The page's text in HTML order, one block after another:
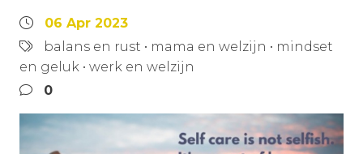
06 Apr 2023
balans en rust • mama en welzijn • mindset
en geluk • werk en welzijn
0